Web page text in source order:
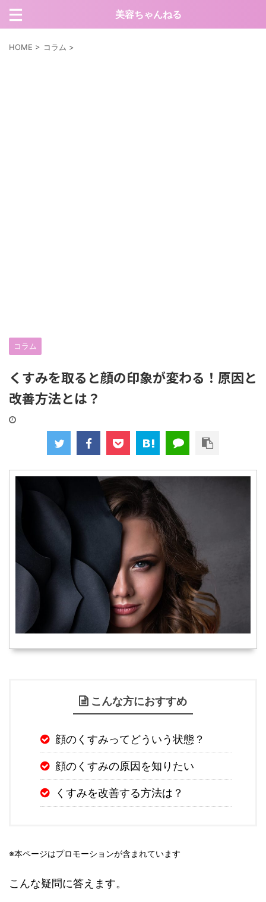
美容ちゃんねる
HOME > コラム >
コラム
くすみを取ると顔の印象が変わる！原因と
改善方法とは？
こんな方におすすめ
顔のくすみってどういう状態？
顔のくすみの原因を知りたい
くすみを改善する方法は？
※本ページはプロモーションが含まれています
こんな疑問に答えます。